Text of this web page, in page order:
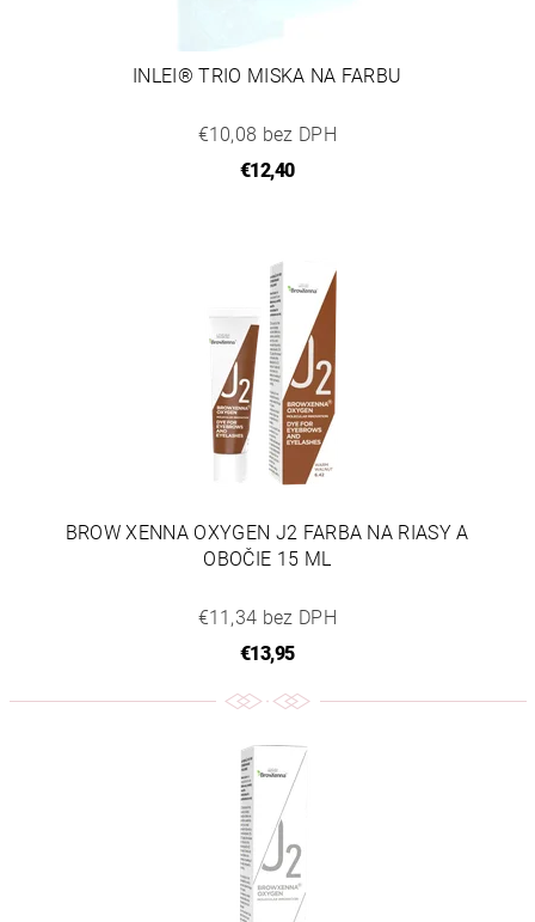
INLEI® TRIO MISKA NA FARBU
€10,08 bez DPH
€12,40
BROW XENNA OXYGEN J2 FARBA NA RIASY A
OBOČIE 15 ML
€11,34 bez DPH
€13,95